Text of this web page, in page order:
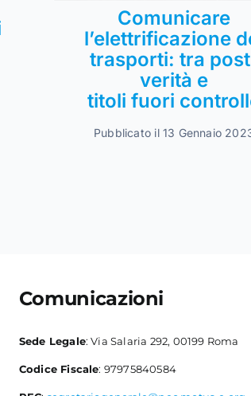
Comunicare
l’elettrificazione
trasporti: tra
verità e
titoli fuori
Pubblicato il 13 Gennaio
Comunicazioni
Sede Legale: Via Salaria 292, 00199 Roma
Codice Fiscale: 97975840584